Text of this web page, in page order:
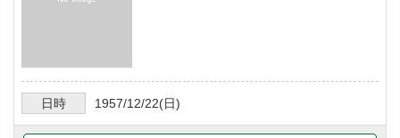
日時 1957/12/22(日)